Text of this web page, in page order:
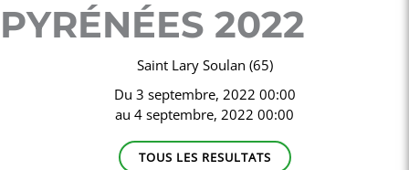
PYRÉNÉES 2022
Saint Lary Soulan (65)
Du 3 septembre, 2022 00:00
au 4 septembre, 2022 00:00
TOUS LES RESULTATS